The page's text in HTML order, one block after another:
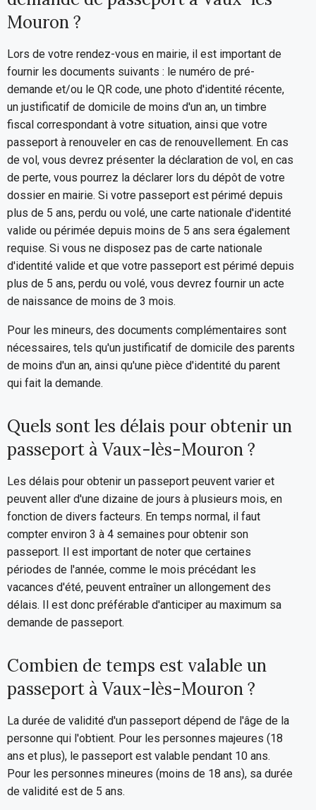
Mouron ?
Lors de votre rendez-vous en mairie, il est important de
fournir les documents suivants : le numéro de pré-
demande et/ou le QR code, une photo d'identité récente,
un justificatif de domicile de moins d'un an, un timbre
fiscal correspondant à votre situation, ainsi que votre
passeport à renouveler en cas de renouvellement. En cas
de vol, vous devrez présenter la déclaration de vol, en cas
de perte, vous pourrez la déclarer lors du dépôt de votre
dossier en mairie. Si votre passeport est périmé depuis
plus de 5 ans, perdu ou volé, une carte nationale d'identité
valide ou périmée depuis moins de 5 ans sera également
requise. Si vous ne disposez pas de carte nationale
d'identité valide et que votre passeport est périmé depuis
plus de 5 ans, perdu ou volé, vous devrez fournir un acte
de naissance de moins de 3 mois.
Pour les mineurs, des documents complémentaires sont
nécessaires, tels qu'un justificatif de domicile des parents
de moins d'un an, ainsi qu'une pièce d'identité du parent
qui fait la demande.
Quels sont les délais pour obtenir un
passeport à Vaux-lès-Mouron ?
Les délais pour obtenir un passeport peuvent varier et
peuvent aller d'une dizaine de jours à plusieurs mois, en
fonction de divers facteurs. En temps normal, il faut
compter environ 3 à 4 semaines pour obtenir son
passeport. Il est important de noter que certaines
périodes de l'année, comme le mois précédant les
vacances d'été, peuvent entraîner un allongement des
délais. Il est donc préférable d'anticiper au maximum sa
demande de passeport.
Combien de temps est valable un
passeport à Vaux-lès-Mouron ?
La durée de validité d'un passeport dépend de l'âge de la
personne qui l'obtient. Pour les personnes majeures (18
ans et plus), le passeport est valable pendant 10 ans.
Pour les personnes mineures (moins de 18 ans), sa durée
de validité est de 5 ans.